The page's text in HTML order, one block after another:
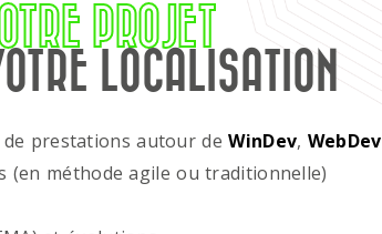
PROJET
LOCALISATION
de prestations autour deWinDev, WebDev
méthode agile ou traditionnelle)